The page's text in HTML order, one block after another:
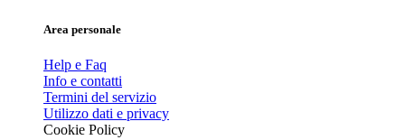
Area personale
Help e Faq
Info e contatti
Termini del servizio
Utilizzo dati e privacy
Cookie Policy